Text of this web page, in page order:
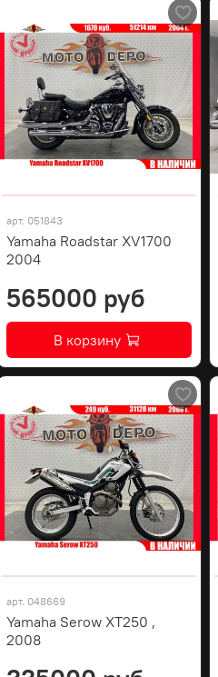
арт. 051843
Yamaha Roadstar XV1700
2004
565000 руб
В корзину
арт. 048669
Yamaha Serow XT250 ,
2008